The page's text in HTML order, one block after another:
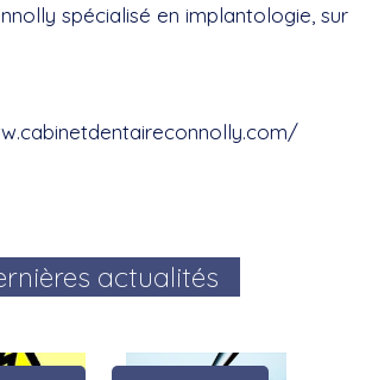
spécialisé en implantologie, sur
actualités